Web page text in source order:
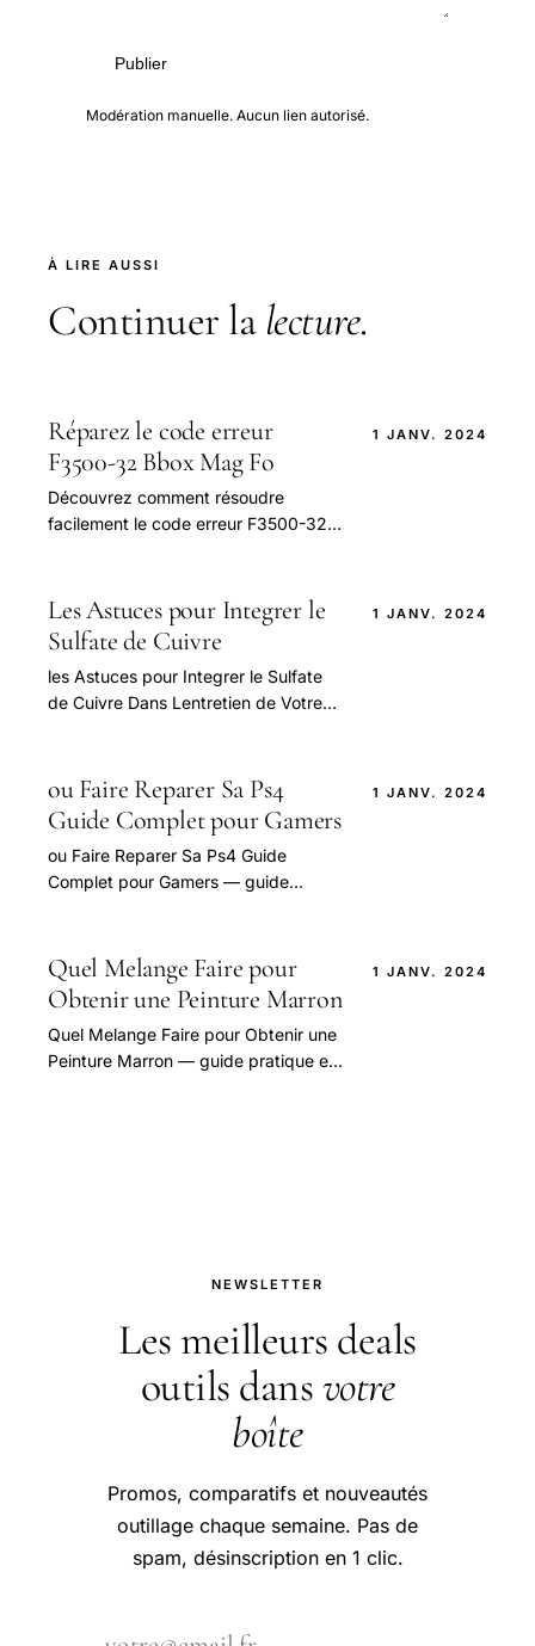
Publier
Modération manuelle. Aucun lien autorisé.
À LIRE AUSSI
Continuer la lecture.
Réparez le code erreur
F3500-32 Bbox Mag Fo
Découvrez comment résoudre
facilement le code erreur F3500-32
connexion stable.
1 JANV. 2024
Les Astuces pour Integrer le
Sulfate de Cuivre
les Astuces pour Integrer le Sulfate
de Cuivre Dans Lentretien de Votre
1 JANV. 2024
ou Faire Reparer Sa Ps4
Guide Complet pour Gamers
ou Faire Reparer Sa Ps4 Guide
Complet pour Gamers — guide
1 JANV. 2024
Quel Melange Faire pour
Obtenir une Peinture Marron
Quel Melange Faire pour Obtenir une
Peinture Marron — guide pratique et
1 JANV. 2024
NEWSLETTER
Les meilleurs deals
outils dansvotre
boîte
Promos, comparatifs et nouveautés
outillage chaque semaine. Pas de
spam, désinscription en 1 clic.